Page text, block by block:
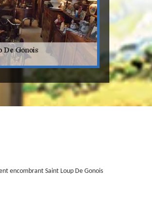
encombrant Saint Loup De Gonois